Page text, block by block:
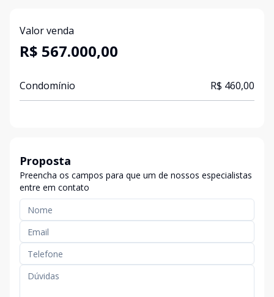
Valor venda
R$ 567.000,00
Condomínio R$ 460,00
Proposta
Preencha os campos para que um de nossos especialistas
entre em contato